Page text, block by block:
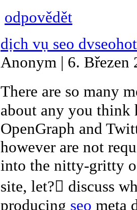
odpovědět
dịch vụ seo dvseohot
Anonym | 6. Březen
There are so many
about any you think
OpenGraph and
however are not
into the nitty-gritty
site, let? discuss
producing seo meta